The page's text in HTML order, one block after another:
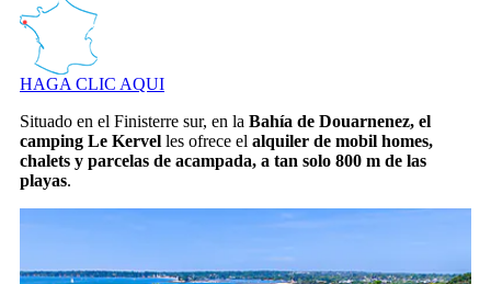
HAGA CLIC AQUI
Situado en el Finisterre sur, en la Bahía de Douarnenez, el
camping Le Kervel les ofrece el alquiler de mobil homes,
chalets y parcelas de acampada, a tan solo 800 m de las
playas.